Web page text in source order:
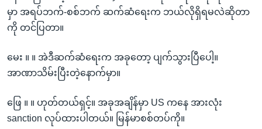
မှာ အရပ်ဘက်-စစ်ဘက် ဆက်ဆံရေးက ဘယ်လိုရှိရမလဲဆိုတာ
ကို တင်ပြတာ။
မေး ။ ။ အဲဒီဆက်ဆံရေးက အခုတော့ ပျက်သွားပြီပေါ့။
အာဏာသိမ်းပြီးတဲ့နောက်မှာ။
ဖြေ ။ ။ ဟုတ်တယ်ရှင့်။ အခုအချိန်မှာ US ကနေ အားလုံး
sanction လုပ်ထားပါတယ်။ မြန်မာစစ်တပ်ကို။